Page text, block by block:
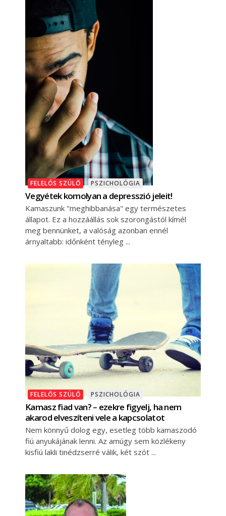
FELELŐS SZÜLŐ PSZICHOLÓGIA
Vegyétek komolyan a depresszió jeleit!
Kamaszunk "meghibbanása" egy természetes
állapot. Ez a hozzáállás sok szorongástól kímél
meg bennünket, a valóság azonban ennél
árnyaltabb: időnként tényleg
FELELŐS SZÜLŐ PSZICHOLÓGIA
Kamasz fiad van? – ezekre figyelj, ha nem
akarod elveszíteni vele a kapcsolatot
Nem könnyű dolog egy, esetleg több kamaszodó
fiú anyukájának lenni. Az amúgy sem közlékeny
kisfiú lakli tinédzserré válik, két szót